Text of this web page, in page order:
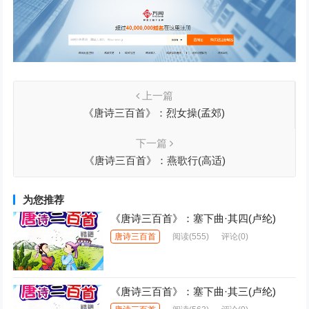
上一篇
《唐诗三百首》：烈女操(孟郊)
下一篇
《唐诗三百首》：燕歌行(高适)
为您推荐
《唐诗三百首》：塞下曲·其四(卢纶)
唐诗三百首 阅读(555) 评论(0)
《唐诗三百首》：塞下曲·其三(卢纶)